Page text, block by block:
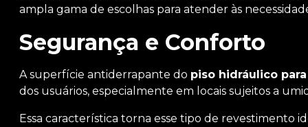
ampla gama de escolhas para atender às
Segurança e Conforto
A superfície antiderrapante do piso hidráulico
dos usuários, especialmente em locais sujeitos a
Essa característica torna esse tipo de revestimento